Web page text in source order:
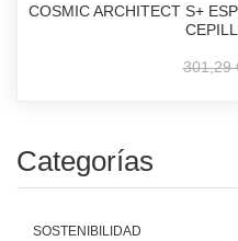
COSMIC ARCHITECT S+
301,29
Categorías
SOSTENIBILIDAD